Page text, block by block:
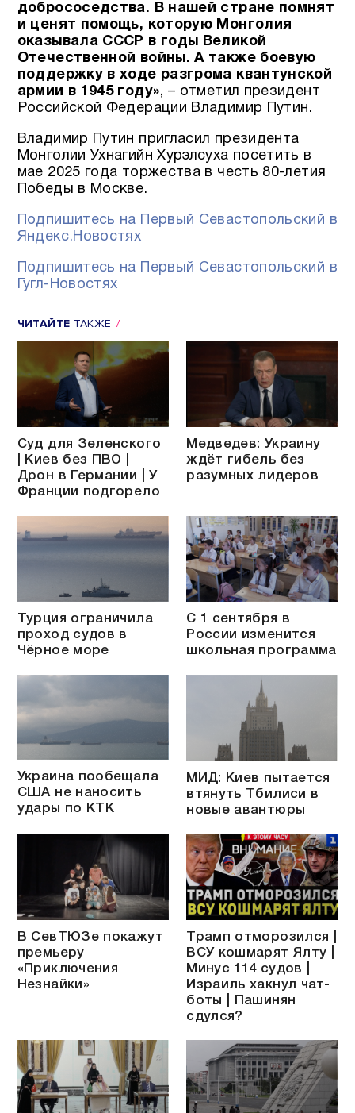
добрососедства. В нашей стране помнят
и ценят помощь, которую Монголия
оказывала СССР в годы Великой
Отечественной войны. А также боевую
поддержку в ходе разгрома квантунской
армии в 1945 году», – отметил президент
Российской Федерации Владимир Путин.
Владимир Путин пригласил президента
Монголии Ухнагийн Хурэлсуха посетить в
мае 2025 года торжества в честь 80-летия
Победы в Москве.
Подпишитесь на Первый Севастопольский в
Яндекс.Новостях
Подпишитесь на Первый Севастопольский в
Гугл-Новостях
ЧИТАЙТЕ ТАКЖЕ
Суд для Зеленского
| Киев без ПВО |
Дрон в Германии | У
Франции подгорело
Медведев: Украину
ждёт гибель без
разумных лидеров
Турция ограничила
проход судов в
Чёрное море
С 1 сентября в
России изменится
школьная программа
Украина пообещала
США не наносить
удары по КТК
МИД: Киев пытается
втянуть Тбилиси в
новые авантюры
В СевТЮЗе покажут
премьеру
«Приключения
Незнайки»
Трамп отморозился |
ВСУ кошмарят Ялту |
Минус 114 судов |
Израиль хакнул чат-
боты | Пашинян
сдулся?